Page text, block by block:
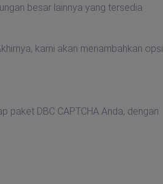
besar lainnya yang tersedia
kami akan menambahkan opsi
paket DBC CAPTCHA Anda, dengan